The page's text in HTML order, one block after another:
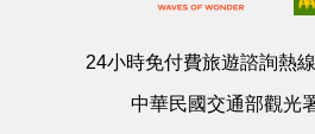
24小時免付費旅遊諮詢熱線
中華民國交通部觀光